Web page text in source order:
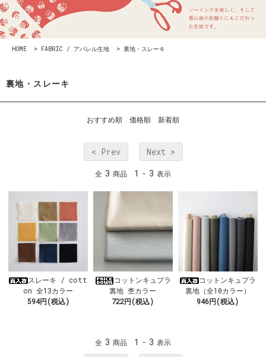
HOME > FABRIC / アパレル生地 > 裏地・スレーキ
裏地・スレーキ
おすすめ順 価格順 新着順
< Prev Next >
全 3 商品 1 - 3 表示
スレーキ / cott
on 全13カラー
594円(税込)
コットンキュプラ
裏地 杢カラー
722円(税込)
コットンキュプラ
裏地（全10カラー）
946円(税込)
全 3 商品 1 - 3 表示